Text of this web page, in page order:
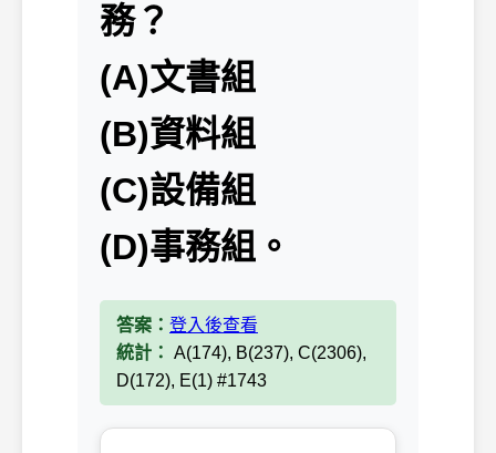
務？
(A)文書組
(B)資料組
(C)設備組
(D)事務組。
答案： 登入後查看
統計： A(174), B(237), C(2306),
D(172), E(1) #1743